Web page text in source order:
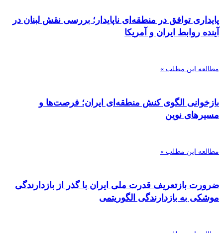
پایداری توافق در منطقه‌ای ناپایدار؛ بررسی نقش لبنان در
آینده روابط ایران و آمریکا
مطالعه این مطلب »
بازخوانی الگوی کنش منطقه‌ای ایران؛ فرصت‌ها و
مسیرهای نوین
مطالعه این مطلب »
ضرورت بازتعریف قدرت ملی ایران با گذر از بازدارندگی
موشکی به بازدارندگی الگوریتمی